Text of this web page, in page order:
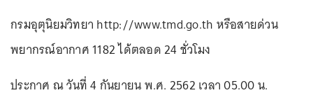
กรมอุตุนิยมวิทยา http://www.tmd.go.th หรือสายด่วน
พยากรณ์อากาศ 1182 ได้ตลอด 24 ชั่วโมง
ประกาศ ณ วันที่ 4 กันยายน พ.ศ. 2562 เวลา 05.00 น.